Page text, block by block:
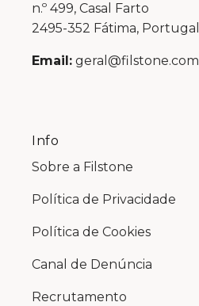
n.º 499, Casal Farto
2495-352 Fátima, Portugal
Email: geral@filstone.com
Info
Sobre a Filstone
Política de Privacidade
Política de Cookies
Canal de Denúncia
Recrutamento